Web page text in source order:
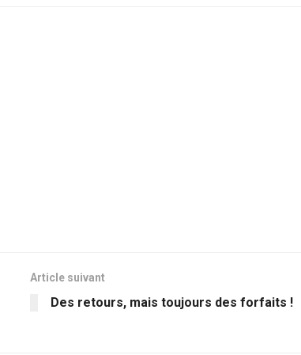
Article suivant
Des retours, mais toujours des forfaits !